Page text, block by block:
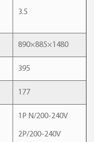
3.5
890×885×1480
395
177
1P N/200-240V
2P/200-240V